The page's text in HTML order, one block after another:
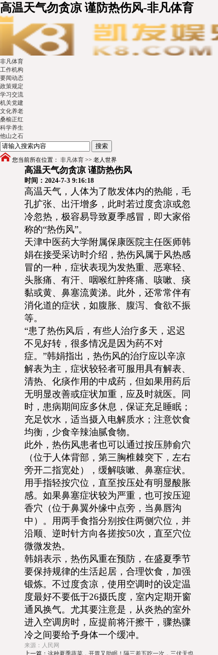
高温天气勿贪凉 谨防热伤风-非凡体育
非凡体育
工作机构
要闻动态
政策规定
学习交流
机关党建
文化养老
桑榆正红
科学养生
他山之石
您当前所在位置： 非凡体育 >> 老人世界
高温天气勿贪凉 谨防热伤风
时间：2024-7-3 9:16:18
高温天气，人体为了散发体内的热能，毛
孔扩张、出汗增多，此时若过度贪凉或忽
冷忽热，极容易导致夏季感冒，即大家俗
称的“热伤风”。
天津中医药大学附属保康医院主任医师韩
娟在接受采访时介绍，热伤风属于风热感
冒的一种，症状表现为发热重、恶寒轻、
头胀痛、有汗、咽喉红肿疼痛、咳嗽、痰
黏或黄、鼻塞流黄涕。此外，还常常伴有
消化道的症状，如腹胀、腹泻、食欲不振
等。
“患了热伤风后，有些人治疗多天，迟迟
不见好转，很多情况是因为药不对
症。”韩娟指出，热伤风的治疗应以辛凉
解表为主，症状较轻者可服用具有解表、
清热、化痰作用的中成药，但如果用药后
无明显改善或症状加重，应及时就医。同
时，患病期间应多休息，保证充足睡眠；
充足饮水，适当摄入电解质水；注意饮食
均衡，少食辛辣油腻食物。
此外，热伤风患者也可以通过按压肺俞穴
（位于人体背部，第三胸椎棘突下，左右
旁开二指宽处），缓解咳嗽、鼻塞症状。
用手指轻按穴位，直至按压处有明显酸胀
感。如果鼻塞症状较为严重，也可按压迎
香穴（位于鼻翼外缘中点旁，当鼻唇沟
中）。用两手食指分别按住两侧穴位，并
沿顺、逆时针方向各搓按50次，直至穴位
微微发热。
韩娟表示，热伤风重在预防，在盛夏季节
要保持规律的生活起居，合理饮食，加强
锻炼。不过度贪凉，使用空调时的设定温
度最好不要低于26摄氏度，室内定期开窗
通风换气。尤其要注意是，从炎热的室外
进入空调房时，应提前将汗擦干，骤热骤
冷之间要给予身体一个缓冲。
来源：人民网
上一篇： 这种夏季蔬菜，开胃又助眠！隔三差五吃一次，三伏天也